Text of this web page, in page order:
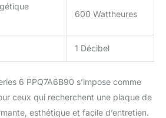
600 Wattheures
1 Décibel
6 PPQ7A6B90 s’impose comme
ceux qui recherchent une plaque de
esthétique et facile d’entretien.